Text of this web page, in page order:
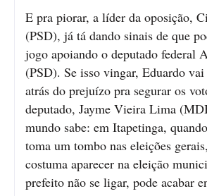
E pra piorar, a líder da oposição,
(PSD), já tá dando sinais de que
jogo apoiando o deputado federal
(PSD). Se isso vingar, Eduardo
atrás do prejuízo pra segurar os
deputado, Jayme Vieira Lima
mundo sabe: em Itapetinga,
toma um tombo nas eleições
costuma aparecer na eleição
prefeito não se ligar, pode acabar